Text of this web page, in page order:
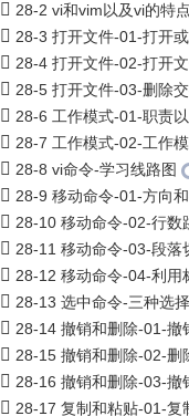
28-2 vi和vim以及vi的特点
28-3 打开文件-01-打开
28-4 打开文件-02-打开
28-5 打开文件-03-删除
28-6 工作模式-01-职责
28-7 工作模式-02-工作
28-8 vi命令-学习线路图
28-9 移动命令-01-方向
28-10 移动命令-02-行数
28-11 移动命令-03-段落
28-12 移动命令-04-利用
28-13 选中命令-三种选
28-14 撤销和删除-01-撤
28-15 撤销和删除-02-删
28-16 撤销和删除-03-撤
28-17 复制和粘贴-01-复